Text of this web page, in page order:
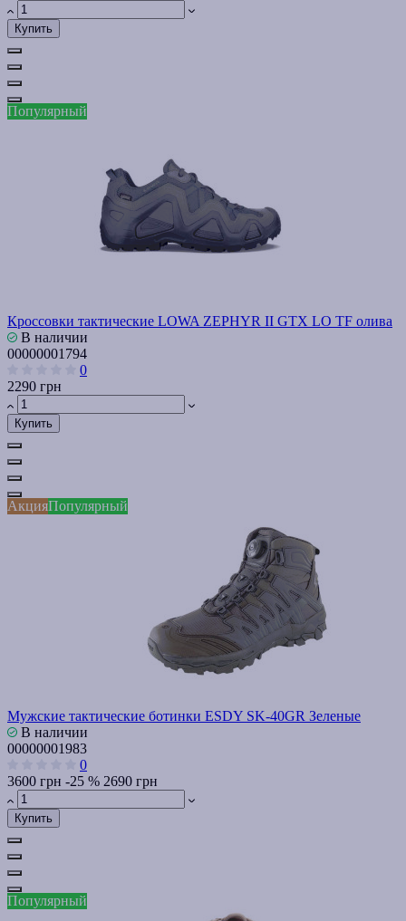
Купить
Популярный
Кроссовки тактические LOWA ZEPHYR II GTX LO TF олива
В наличии
00000001794
0
2290 грн
Купить
АкцияПопулярный
Мужские тактические ботинки ESDY SK-40GR Зеленые
В наличии
00000001983
0
3600 грн -25 % 2690 грн
Купить
Популярный